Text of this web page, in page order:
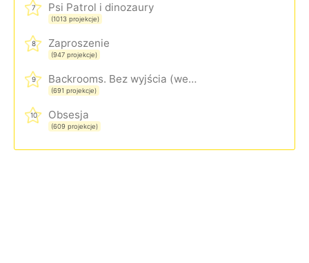
7 Psi Patrol i dinozaury
(1013 projekcje)
8 Zaproszenie
(947 projekcje)
9 Backrooms. Bez wyjścia (wersja rozszerzona)
(691 projekcje)
10 Obsesja
(609 projekcje)